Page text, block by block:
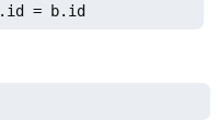
.id = b.id